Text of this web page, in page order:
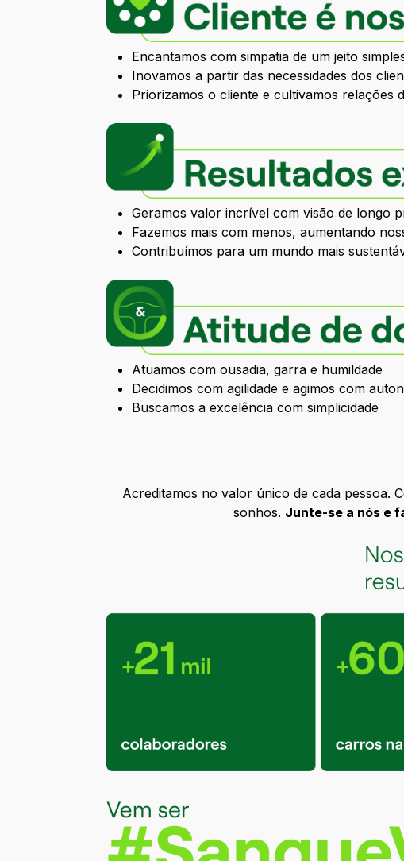
Encantamos com simpatia de um jeito
Inovamos a partir das necessidades dos
Priorizamos o cliente e cultivamos relações
Geramos valor incrível com visão de longo
Fazemos mais com menos, aumentando
Contribuímos para um mundo mais
Atuamos com ousadia, garra e humildade
Decidimos com agilidade e agimos com
Buscamos a excelência com simplicidade
Acreditamos no valor único de cada pessoa.
sonhos. Junte-se a nós e